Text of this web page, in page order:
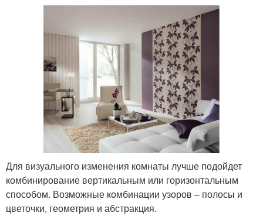
Для визуального изменения комнаты лучше подойдет
комбинирование вертикальным или горизонтальным
способом. Возможные комбинации узоров – полосы и
цветочки, геометрия и абстракция.